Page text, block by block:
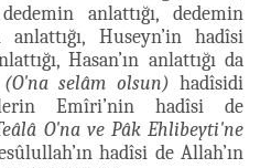
anlattığı, dedemin
anlattığı, Huseyn’in hadîsi
Hasan’ın anlattığı da
(O'na selâm olsun) hadîsidi
Emîri’nin hadîsi de
O'na ve Pâk Ehlibeyti'ne
hadîsi de Allah’ın